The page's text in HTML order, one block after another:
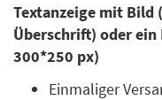
Textanzeige mit Bild
Überschrift) oder
300*250 px)
Einmaliger